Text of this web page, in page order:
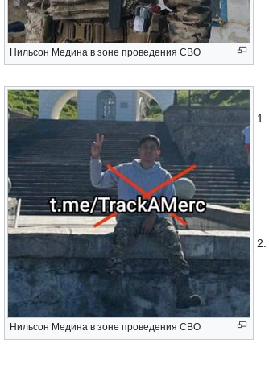
Нильсон Медина в зоне проведения СВО
Нильсон Медина в зоне проведения СВО